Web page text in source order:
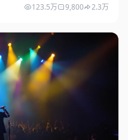
123.5万 9,800 2.3万